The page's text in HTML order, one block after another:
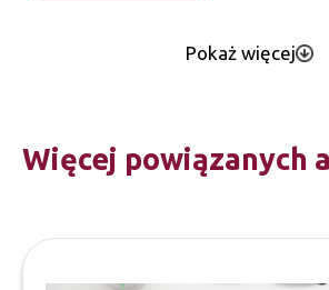
Pokaż więcej
Więcej powiązanych